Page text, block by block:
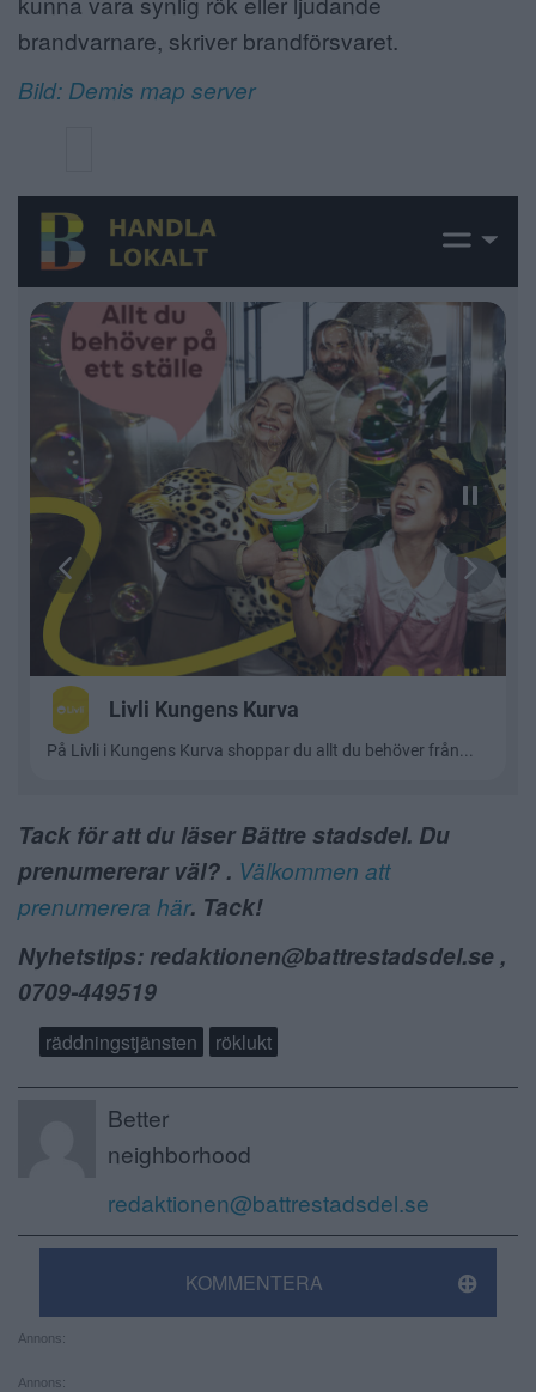
brandvarnare, skriver brandförsvaret.
Bild: Demis map server
Tack för att du läser Bättre stadsdel. Du
prenumererar väl? . Välkommen att
prenumerera här. Tack!
Nyhetstips: redaktionen@battrestadsdel.se ,
0709-449519
räddningstjänsten röklukt
Better
neighborhood
redaktionen@battrestadsdel.se
KOMMENTERA
Annons:
Annons: